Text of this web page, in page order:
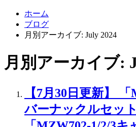
ホーム
ブログ
月別アーカイブ: July 2024
月別アーカイブ:
【7月30日更新】
バーナックルセッ